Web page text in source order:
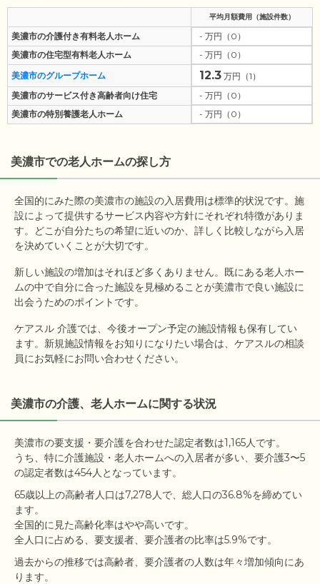
平均月額費用（施設件数）
美濃市の介護付き有料老人ホーム
- 万円（0）
美濃市の住宅型有料老人ホーム
- 万円（0）
美濃市のグループホーム
12.3 万円（1）
美濃市のサービス付き高齢者向け住宅
- 万円（0）
美濃市の特別養護老人ホーム
- 万円（0）
美濃市での老人ホームの探し方
全国的にみた際の美濃市の施設の入居費用は標準的状況です。施
設によって提供するサービス内容や方針にそれぞれ特徴がありま
す。どこが自分たちの希望に近いのか、詳しく比較しながら入居
を決めていくことが大切です。
新しい施設の増加はそれほど多くありません。既にある老人ホー
ムの中で自分に合った施設を見極めることが美濃市で良い施設に
出会うためのポイントです。
ケアスル 介護では、今後オープン予定の施設情報も保有してい
ます。新規施設情報をお知りになりたい場合は、ケアスルの相談
員にお気軽にお問い合わせください。
美濃市の介護、老人ホームに関する状況
美濃市の要支援・要介護を合わせた認定者数は1,165人です。
うち、特に介護施設・老人ホームへの入居者が多い、要介護3〜5
65歳以上の高齢者人口は7,278人で、総人口の36.8%を締めてい
ます。
全国的に見た高齢化率はやや高いです。
過去からの推移では高齢者、要介護者の人数は年々増加傾向にあ
ります。